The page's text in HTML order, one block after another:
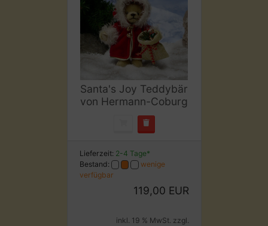
Santa's Joy Teddybär
von Hermann-Coburg
Lieferzeit: 2-4 Tage*
Bestand:
wenige
verfügbar
119,00 EUR
inkl. 19 % MwSt. zzgl.